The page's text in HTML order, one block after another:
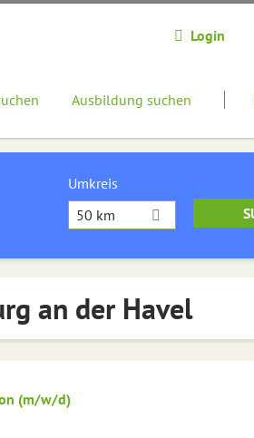
Login
Ausbildung suchen
Umkreis
50 km
an der Havel
(m/w/d)